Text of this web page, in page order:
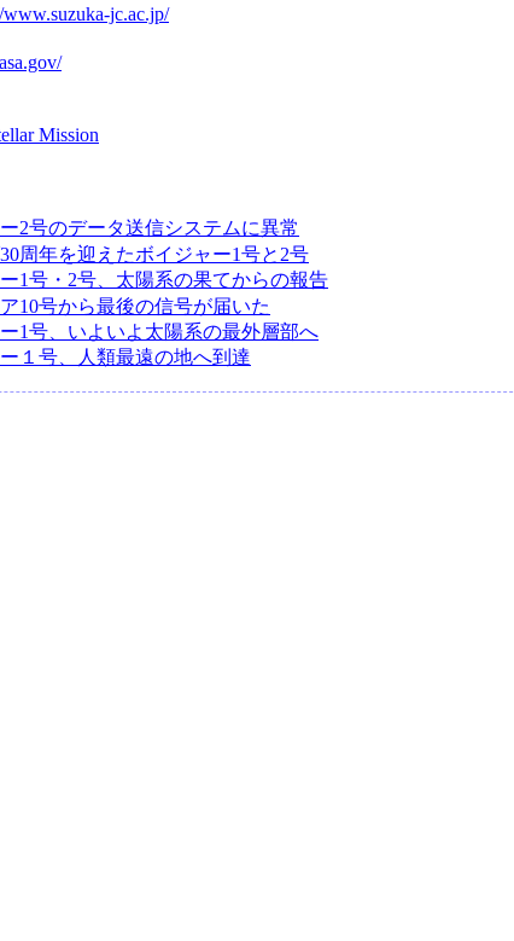
www.suzuka-jc.ac.jp/
Mission
2号のデータ送信システムに異常
周年を迎えたボイジャー1号と2号
1号・2号、太陽系の果てからの報告
10号から最後の信号が届いた
1号、いよいよ太陽系の最外層部へ
１号、人類最遠の地へ到達